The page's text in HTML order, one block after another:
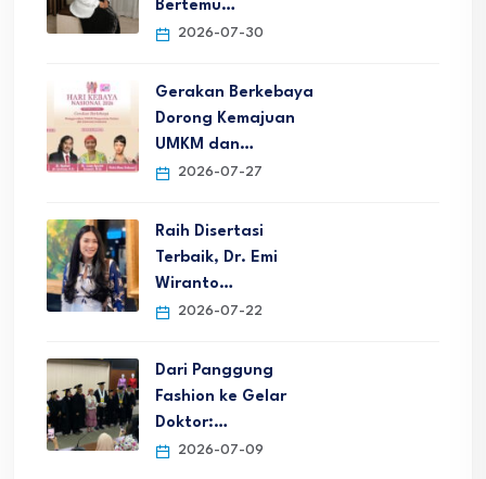
Bertemu…
2026-07-30
Gerakan Berkebaya
Dorong Kemajuan
UMKM dan…
2026-07-27
Raih Disertasi
Terbaik, Dr. Emi
Wiranto…
2026-07-22
Dari Panggung
Fashion ke Gelar
Doktor:…
2026-07-09